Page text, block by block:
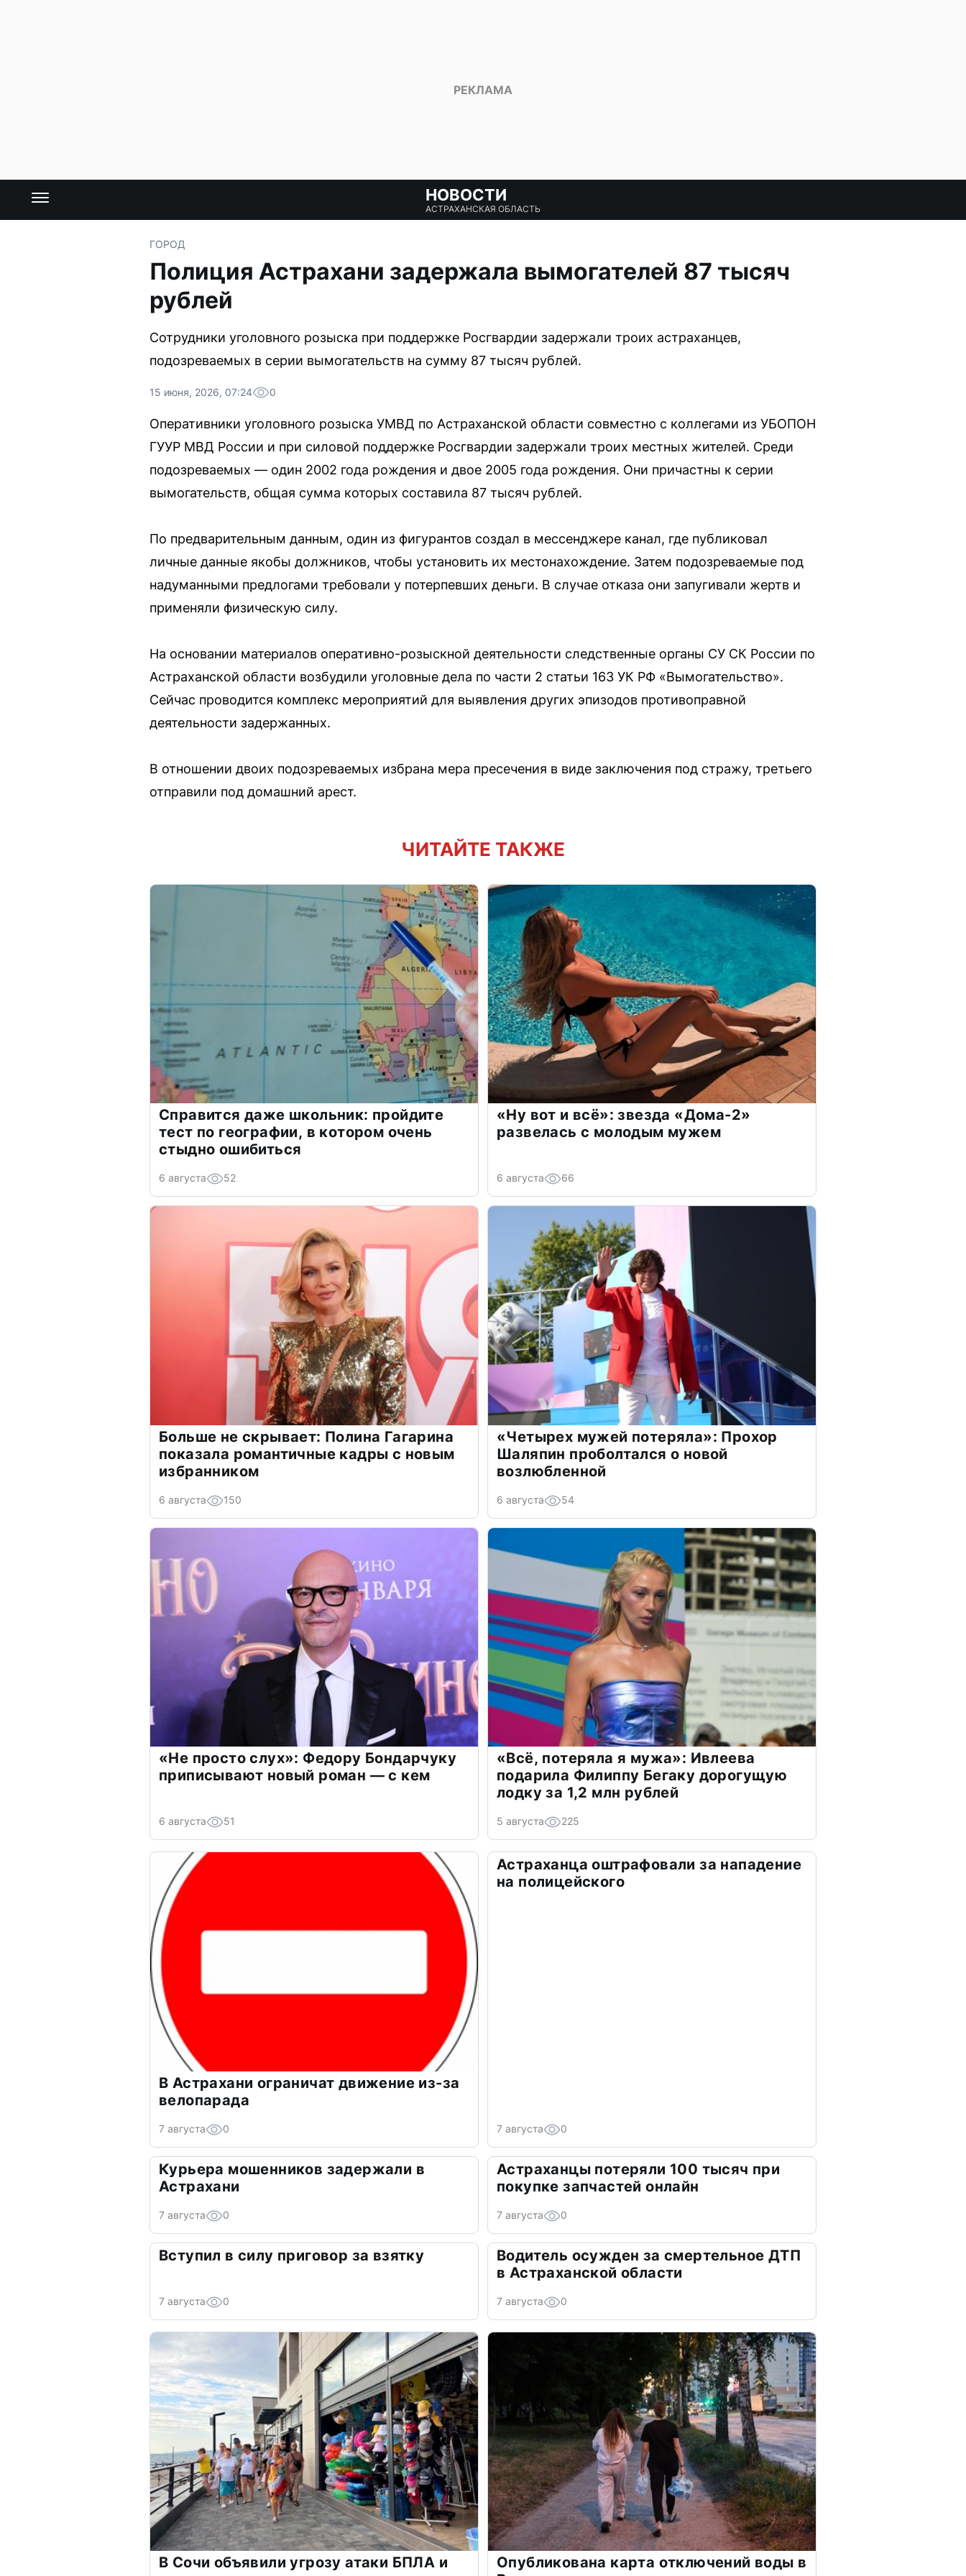
НОВОСТИ
АСТРАХАНСКАЯ ОБЛАСТЬ
ГОРОД
Полиция Астрахани задержала вымогателей 87 тысяч
рублей
Сотрудники уголовного розыска при поддержке Росгвардии задержали троих астраханцев,
подозреваемых в серии вымогательств на сумму 87 тысяч рублей.
15 июня, 2026, 07:24 0
Оперативники уголовного розыска УМВД по Астраханской области совместно с коллегами из УБОПОН
ГУУР МВД России и при силовой поддержке Росгвардии задержали троих местных жителей. Среди
подозреваемых — один 2002 года рождения и двое 2005 года рождения. Они причастны к серии
вымогательств, общая сумма которых составила 87 тысяч рублей.
По предварительным данным, один из фигурантов создал в мессенджере канал, где публиковал
личные данные якобы должников, чтобы установить их местонахождение. Затем подозреваемые под
надуманными предлогами требовали у потерпевших деньги. В случае отказа они запугивали жертв и
применяли физическую силу.
На основании материалов оперативно-розыскной деятельности следственные органы СУ СК России по
Астраханской области возбудили уголовные дела по части 2 статьи 163 УК РФ «Вымогательство».
Сейчас проводится комплекс мероприятий для выявления других эпизодов противоправной
деятельности задержанных.
В отношении двоих подозреваемых избрана мера пресечения в виде заключения под стражу, третьего
отправили под домашний арест.
ЧИТАЙТЕ ТАКЖЕ
Справится даже школьник: пройдите
тест по географии, в котором очень
стыдно ошибиться
6 августа 52
«Ну вот и всё»: звезда «Дома-2»
развелась с молодым мужем
6 августа 66
Больше не скрывает: Полина Гагарина
показала романтичные кадры с новым
избранником
6 августа 150
«Четырех мужей потеряла»: Прохор
Шаляпин проболтался о новой
возлюбленной
6 августа 54
«Не просто слух»: Федору Бондарчуку
приписывают новый роман — с кем
6 августа 51
«Всё, потеряла я мужа»: Ивлеева
подарила Филиппу Бегаку дорогущую
лодку за 1,2 млн рублей
5 августа 225
В Астрахани ограничат движение из-за
велопарада
7 августа 0
Астраханца оштрафовали за нападение
на полицейского
7 августа 0
Курьера мошенников задержали в
Астрахани
7 августа 0
Астраханцы потеряли 100 тысяч при
покупке запчастей онлайн
7 августа 0
Вступил в силу приговор за взятку
7 августа 0
Водитель осужден за смертельное ДТП
в Астраханской области
7 августа 0
В Сочи объявили угрозу атаки БПЛА и
Опубликована карта отключений воды в